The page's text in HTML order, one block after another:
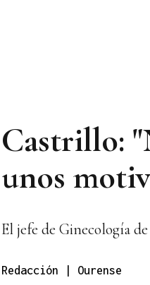
Castrillo:
unos
El jefe de Ginecología
Redacción | Ourense